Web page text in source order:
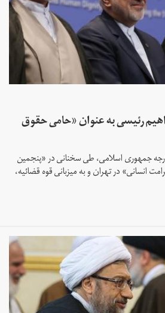
رئیسی به عنوان «حامی حقوق
جمهوری اسلامی، طی سخنانی در «پنجمین
انسانی» در تهران و به میزبانی قوه قضائیه،